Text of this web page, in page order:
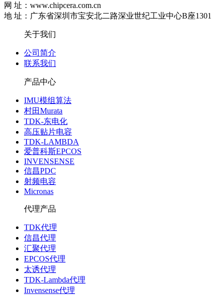
网 址：www.chipcera.com.cn
地 址：广东省深圳市宝安北二路深业世纪工业中心B座1301
关于我们
公司简介
联系我们
产品中心
IMU模组算法
村田Murata
TDK-东电化
高压贴片电容
TDK-LAMBDA
爱普科斯EPCOS
INVENSENSE
信昌PDC
射频电容
Micronas
代理产品
TDK代理
信昌代理
汇聚代理
EPCOS代理
太诱代理
TDK-Lambda代理
Invensense代理